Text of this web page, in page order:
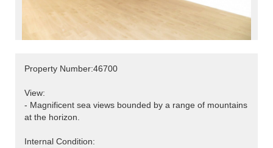
Property Number:46700
View:
- Magnificent sea views bounded by a range of mountains
at the horizon.
Internal Condition: